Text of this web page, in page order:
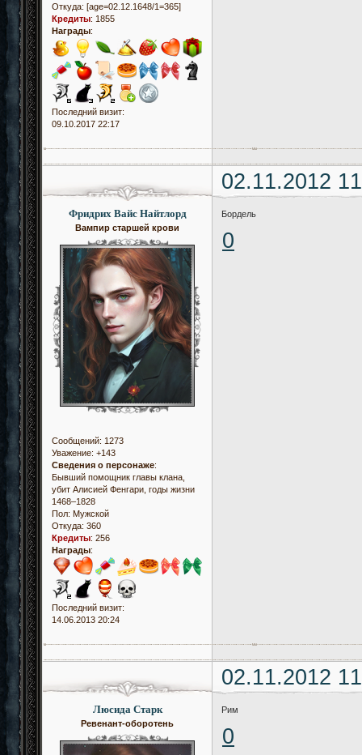
Откуда: [age=02.12.1648/1=365]
Кредиты: 1855
Награды:
Последний визит:
09.10.2017 22:17
02.11.2012
Фридрих Вайс Найтлорд
Вампир старшей крови
Сообщений: 1273
Уважение: +143
Сведения о персонаже:
Бывший помощник главы клана,
убит Алисией Фенгари, годы жизни
1468–1828
Пол: Мужской
Откуда: 360
Кредиты: 256
Награды:
Последний визит:
14.06.2013 20:24
Бордель
0
02.11.2012
Люсида Старк
Ревенант-оборотень
Рим
0